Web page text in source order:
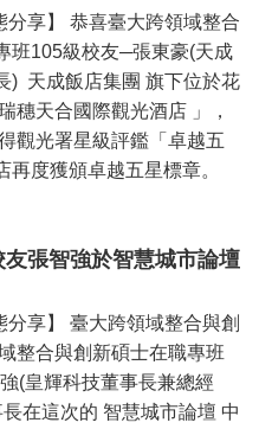
分享】 恭喜臺大跨領域整合
班105級校友─張東豪(天成
) 天成飯店集團 旗下位於花
穗天合國際觀光酒店 」，
觀光署星級評鑑「卓越五
再度獲頒卓越五星標章。
友張智強於智慧城市論壇
分享】 臺大跨領域整合與創
整合與創新碩士在職專班
(皇輝科技董事長兼總經
在這次的 智慧城市論壇 中